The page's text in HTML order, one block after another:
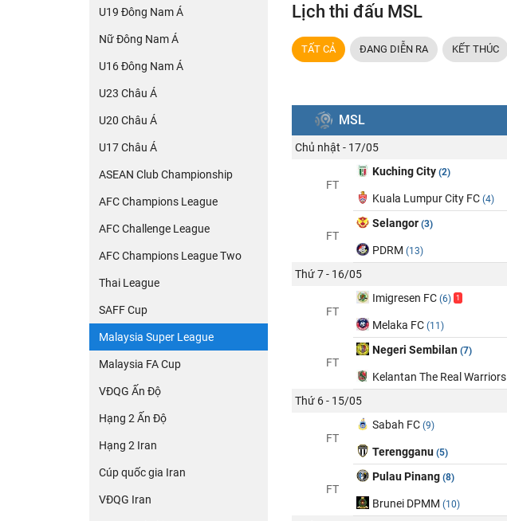
U19 Đông Nam Á
Nữ Đông Nam Á
U16 Đông Nam Á
U23 Châu Á
U20 Châu Á
U17 Châu Á
ASEAN Club Championship
AFC Champions League
AFC Challenge League
AFC Champions League Two
Thai League
SAFF Cup
Malaysia Super League
Malaysia FA Cup
VĐQG Ấn Độ
Hạng 2 Ấn Độ
Hạng 2 Iran
Cúp quốc gia Iran
VĐQG Iran
Lịch thi đấu MSL
TẤT CẢ ĐANG DIỄN RA KẾT THÚC
MSL
Chủ nhật - 17/05
FT
Kuching City (2)
Kuala Lumpur City FC (4)
FT
Selangor (3)
PDRM (13)
Thứ 7 - 16/05
FT
Imigresen FC (6) 1
Melaka FC (11)
FT
Negeri Sembilan (7)
Kelantan The Real Warriors
Thứ 6 - 15/05
FT
Sabah FC (9)
Terengganu (5)
FT
Pulau Pinang (8)
Brunei DPMM (10)